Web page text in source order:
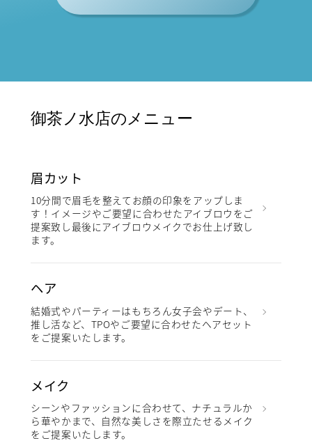
御茶ノ水店のメニュー
眉カット
10分間で眉毛を整えてお顔の印象をアップしま
す！イメージやご要望に合わせたアイブロウをご
提案致し最後にアイブロウメイクでお仕上げ致し
ます。
ヘア
結婚式やパーティーはもちろん女子会やデート、
推し活など、TPOやご要望に合わせたヘアセット
をご提案いたします。
メイク
シーンやファッションに合わせて、ナチュラルか
ら華やかまで、自然な美しさを際立たせるメイク
をご提案いたします。